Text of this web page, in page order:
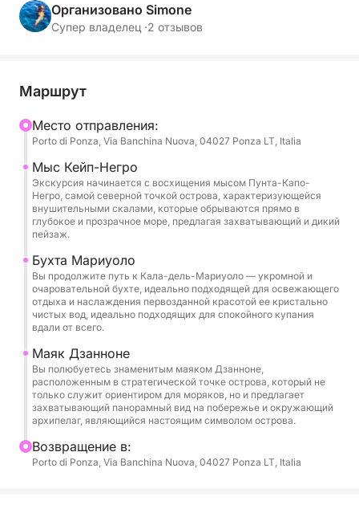
Представьте себе плавание вдоль скалистых и
величественных берегов, омываемых кристально
включая его знаменитую популяцию муфлонов.
Национального парка Чирчео, и его посещение
означает погружение в первозданную среду,
вдали от суматохи, где природа показывает себя
во всей своей силе и великолепии. Этот тур
идеально подходит для тех, кто ищет опыт
глубокого расслабления в сочетании с волнением
от открытия тайных уголков и захватывающих дух
видов. На борту наш опытный экипаж будет
сопровождать вас в этом приключении,
обеспечивая ваш комфорт и безопасность, пока
вы наслаждаетесь каждым моментом этой
уникальной экспедиции.
Организовано Simone
Супер владелец ·2 отзывов
Маршрут
Mесто отправления:
Porto di Ponza, Via Banchina Nuova, 04027 Ponza LT, Italia
Мыс Кейп-Негро
Экскурсия начинается с восхищения мысом Пунта-Капо-
Негро, самой северной точкой острова, характеризующейся
внушительными скалами, которые обрываются прямо в
глубокое и прозрачное море, предлагая захватывающий и дикий
пейзаж.
Бухта Мариуоло
Вы продолжите путь к Кала-дель-Мариуоло — укромной и
очаровательной бухте, идеально подходящей для освежающего
отдыха и наслаждения первозданной красотой ее кристально
чистых вод, идеально подходящих для спокойного купания
вдали от всего.
Маяк Дзанноне
Вы полюбуетесь знаменитым маяком Дзанноне,
расположенным в стратегической точке острова, который не
только служит ориентиром для моряков, но и предлагает
захватывающий панорамный вид на побережье и окружающий
архипелаг, являющийся настоящим символом острова.
Bозвращение в:
Porto di Ponza, Via Banchina Nuova, 04027 Ponza LT, Italia